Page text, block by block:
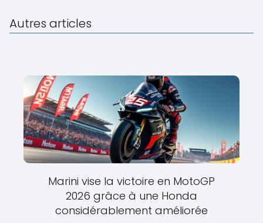
Autres articles
Marini vise la victoire en MotoGP
2026 grâce à une Honda
considérablement améliorée